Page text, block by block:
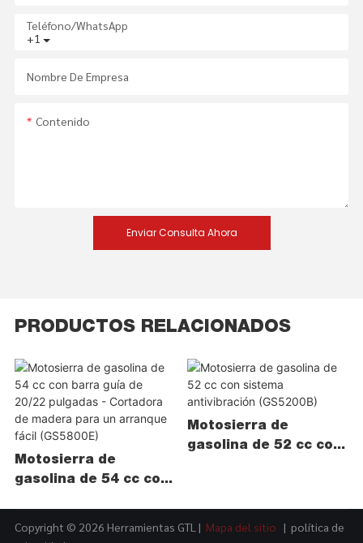
+1
Teléfono/WhatsApp
Nombre De Empresa
Contenido
Enviar Consulta Ahora
PRODUCTOS RELACIONADOS
Motosierra de
gasolina de 54 cc con
Motosierra de
gasolina de 52 cc con
Copyright © 2026 Herramientas GTL | Mapa del sitio | política de